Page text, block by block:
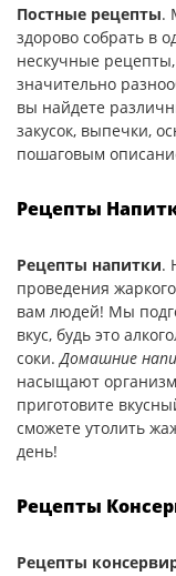
Постные рецепты.
здорово собрать в
нескучные
значительно
вы найдете
закусок, выпечки,
пошаговым
Рецепты
Рецепты напитки.
проведения
вам людей! Мы
вкус, будь это
соки.Домашние
насыщают
приготовите
сможете утолить
день!
Рецепты
Рецепты